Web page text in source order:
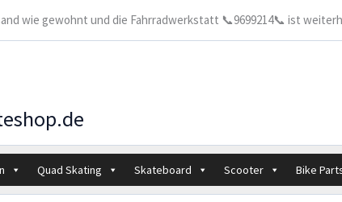
wie gewohnt und die Fahrradwerkstatt 📞9699214📞 ist
Quad Skating Skateboard Scooter Bike